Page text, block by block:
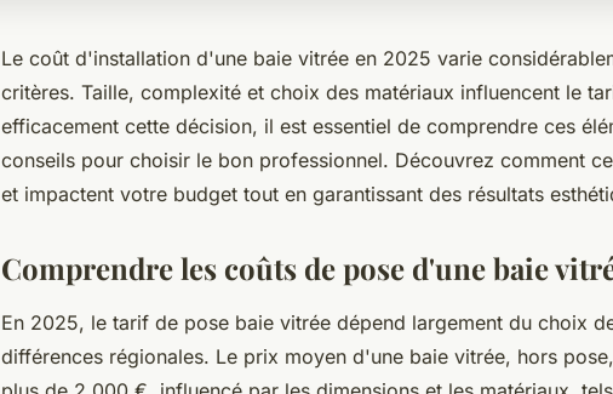
Le coût d'installation d'une baie vitrée en 2025 varie
critères. Taille, complexité et choix des matériaux influencent le
efficacement cette décision, il est essentiel de comprendre ces
conseils pour choisir le bon professionnel. Découvrez comment
et impactent votre budget tout en garantissant des résultats
Comprendre les coûts de pose d'une baie
En 2025, le tarif de pose baie vitrée dépend largement du choix
différences régionales. Le prix moyen d'une baie vitrée, hors